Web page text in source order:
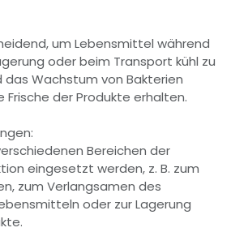
um Lebensmittel während
oder beim Transport kühl zu
das Wachstum von Bakterien
der Produkte erhalten.
Bereichen der
eingesetzt werden, z. B. zum
zum Verlangsamen des
oder zur Lagerung